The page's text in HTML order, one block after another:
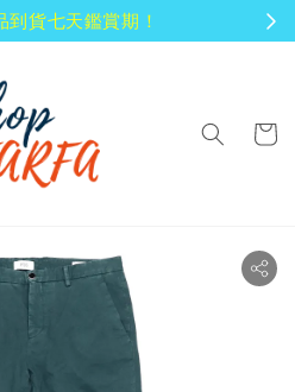
到貨七天鑑賞期！